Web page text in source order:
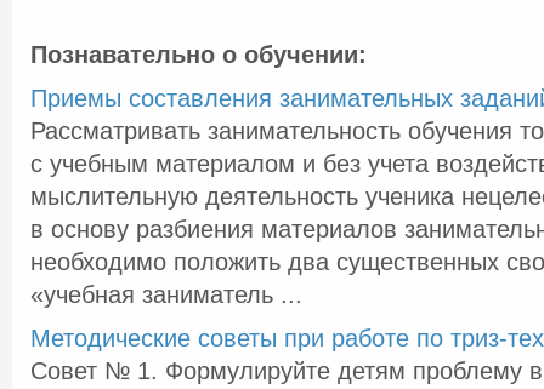
Познавательно о обучении:
Приемы составления занимательных
Рассматривать занимательность обучения
с учебным материалом и без учета
мыслительную деятельность ученика
в основу разбиения материалов
необходимо положить два существенных
«учебная заниматель ...
Методические советы при работе по триз-
Совет № 1. Формулируйте детям проблему